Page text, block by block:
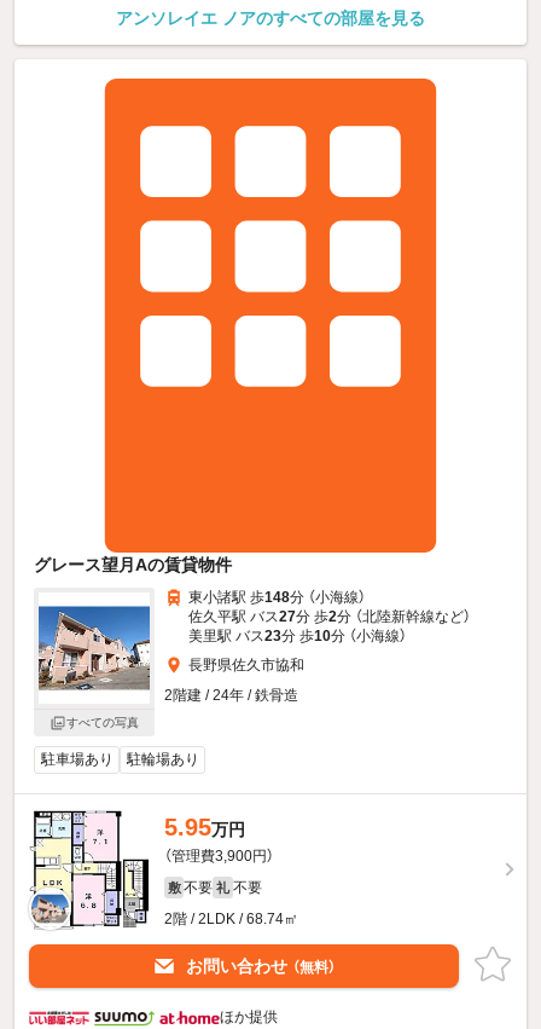
アンソレイエ ノアのすべての部屋を見る
グレース望月Aの賃貸物件
すべての写真
東小諸駅 歩148分 （小海線）
佐久平駅 バス27分 歩2分 （北陸新幹線など）
美里駅 バス23分 歩10分 （小海線）
長野県佐久市協和
2階建 / 24年 / 鉄骨造
駐車場あり 駐輪場あり
5.95万円
（管理費3,900円）
敷 不要 礼 不要
2階 / 2LDK / 68.74㎡
お問い合わせ （無料）
ほか提供